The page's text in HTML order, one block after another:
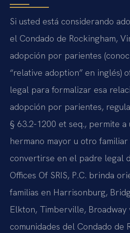
Si usted está considerando
el Condado de Rockingham,
adopción por parientes
“relative adoption” en inglés)
legal para formalizar esa
adopción por parientes,
§ 63.2-1200 et seq., permite a
hermano mayor u otro
convertirse en el padre legal
Offices Of SRIS, P.C. brinda
familias en Harrisonburg,
Elkton, Timberville, Broadway
comunidades del Condado de